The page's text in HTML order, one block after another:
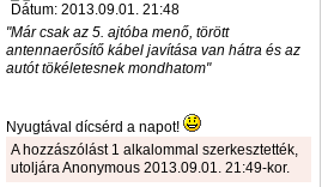
Dátum: 2013.09.01. 21:48
"Már csak az 5. ajtóba menő, törött
antennaerősítő kábel javítása van hátra és az
autót tökéletesnek mondhatom"
Nyugtával dícsérd a napot!
A hozzászólást 1 alkalommal szerkesztették,
utoljára Anonymous 2013.09.01. 21:49-kor.